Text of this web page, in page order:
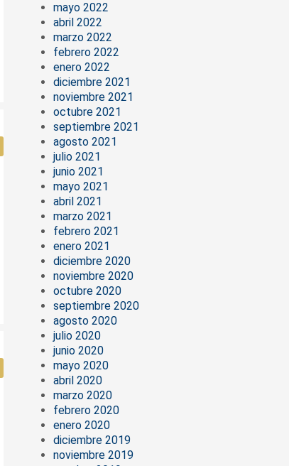
mayo 2022
abril 2022
marzo 2022
febrero 2022
enero 2022
diciembre 2021
noviembre 2021
octubre 2021
septiembre 2021
agosto 2021
julio 2021
junio 2021
mayo 2021
abril 2021
marzo 2021
febrero 2021
enero 2021
diciembre 2020
noviembre 2020
octubre 2020
septiembre 2020
agosto 2020
julio 2020
junio 2020
mayo 2020
abril 2020
marzo 2020
febrero 2020
enero 2020
diciembre 2019
noviembre 2019